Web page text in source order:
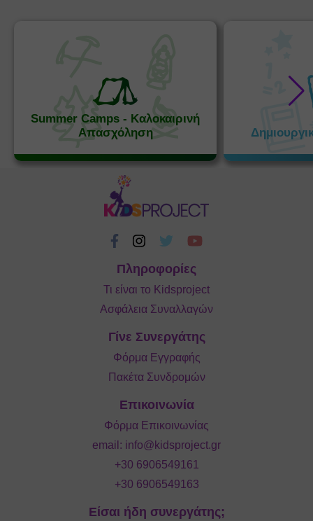
Summer Camps - Καλοκαιρινή
Απασχόληση
Πληροφορίες
Τι είναι το Kidsproject
Ασφάλεια Συναλλαγών
Γίνε Συνεργάτης
Φόρμα Εγγραφής
Πακέτα Συνδρομών
Επικοινωνία
Φόρμα Επικοινωνίας
email: info@kidsproject.gr
+30 6906549161
+30 6906549163
Είσαι ήδη συνεργάτης;